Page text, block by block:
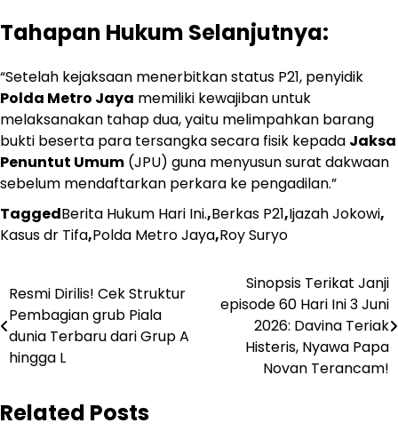
Tahapan Hukum Selanjutnya:
“Setelah kejaksaan menerbitkan status P21, penyidik
Polda Metro Jaya memiliki kewajiban untuk
melaksanakan tahap dua, yaitu melimpahkan barang
bukti beserta para tersangka secara fisik kepada Jaksa
Penuntut Umum (JPU) guna menyusun surat dakwaan
sebelum mendaftarkan perkara ke pengadilan.”
TaggedBerita Hukum Hari Ini.,Berkas P21,Ijazah Jokowi,
Kasus dr Tifa,Polda Metro Jaya,Roy Suryo
Navigasi
pos
Resmi Dirilis! Cek Struktur
Pembagian grub Piala
dunia Terbaru dari Grup A
hingga L
Sinopsis Terikat Janji
episode 60 Hari Ini 3 Juni
2026: Davina Teriak
Histeris, Nyawa Papa
Novan Terancam!
Related Posts